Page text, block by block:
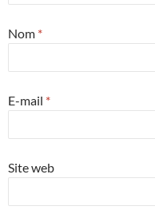
Nom *
E-mail *
Site web